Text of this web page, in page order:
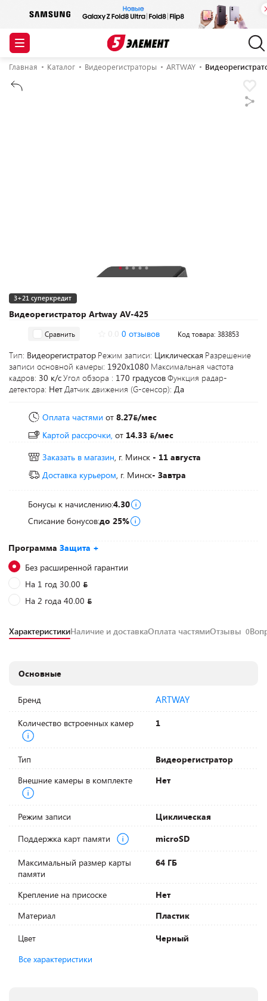
Главная Каталог Видеорегистраторы ARTWAY
Видеорегистратор Artway AV-425
3+21 суперкредит
Программа Защита +
Без расширенной гарантии
На 1 год 30.00
На 2 года 40.00
Сравнить 0 отзывов Код товара: 383853
Тип: Видеорегистратор Режим записи: Циклическая Разрешение
записи основной камеры: 1920x1080 Максимальная частота
кадров: 30 к/сУгол обзора : 170 градусовФункция радар-
детектора: НетДатчик движения (G-сенсор): Да
Оплата частями от 8.27 /мес
Картой рассрочки, от 14.33
/мес
Заказать в магазин, г. Минск - 11 августа
Доставка курьером, г. Минск- Завтра
Бонусы к начислению:4.30
Списание бонусов:до 25%
ХарактеристикиНаличие и доставкаОплата частямиОтзывы 0
Основные
Бренд ARTWAY
Количество встроенных камер 1
Тип
Видеорегистратор
Внешние камеры в комплекте
Нет
Режим записи
Циклическая
Поддержка карт памяти
microSD
Максимальный размер карты
памяти
64 ГБ
Крепление на присоске
Нет
Материал
Пластик
Цвет
Черный
Все характеристики